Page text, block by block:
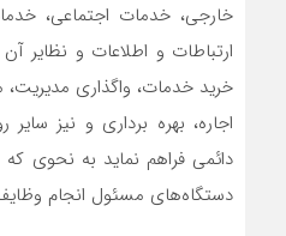
خارجی، خدمات اجتماعی،
ارتباطات و اطلاعات و نظایر
خرید خدمات، واگذاری
اجاره، بهره برداری و نیز
دائمی فراهم نماید به نحوی
دستگاه‌های مسئول انجام